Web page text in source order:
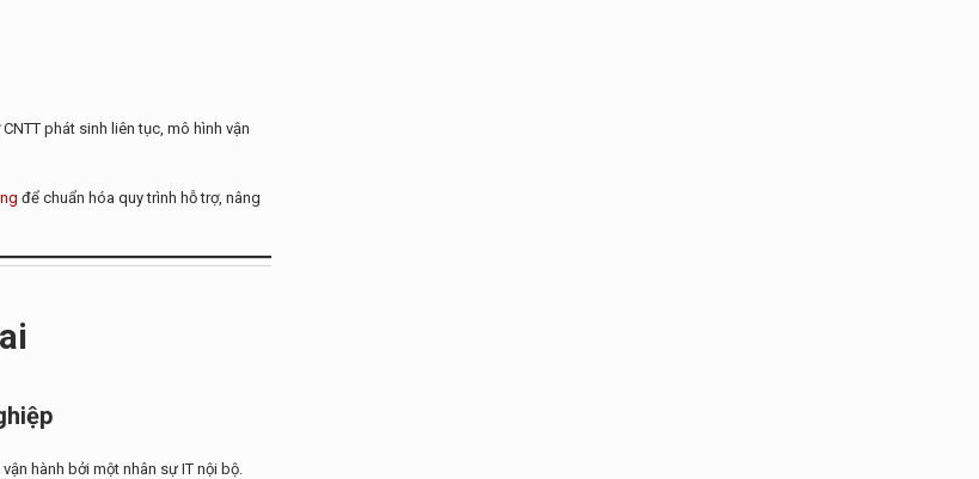
phát sinh liên tục, mô hình vận
để chuẩn hóa quy trình hỗ trợ, nâng
hành bởi một nhân sự IT nội bộ.